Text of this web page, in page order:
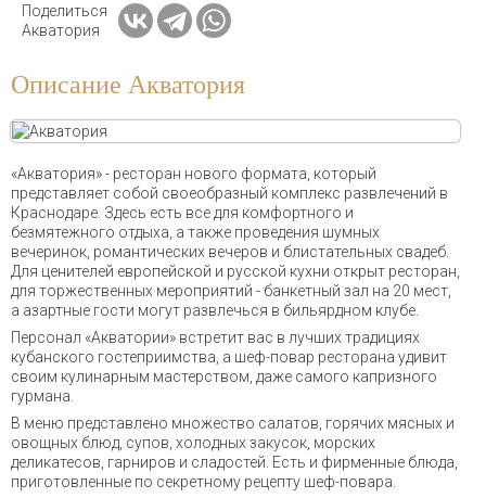
Поделиться
Акватория
Описание Акватория
«Акватория» - ресторан нового формата, который
представляет собой своеобразный комплекс развлечений в
Краснодаре. Здесь есть все для комфортного и
безмятежного отдыха, а также проведения шумных
вечеринок, романтических вечеров и блистательных свадеб.
Для ценителей европейской и русской кухни открыт ресторан,
для торжественных мероприятий - банкетный зал на 20 мест,
а азартные гости могут развлечься в бильярдном клубе.
Персонал «Акватории» встретит вас в лучших традициях
кубанского гостеприимства, а шеф-повар ресторана удивит
своим кулинарным мастерством, даже самого капризного
гурмана.
В меню представлено множество салатов, горячих мясных и
овощных блюд, супов, холодных закусок, морских
деликатесов, гарниров и сладостей. Есть и фирменные блюда,
приготовленные по секретному рецепту шеф-повара.